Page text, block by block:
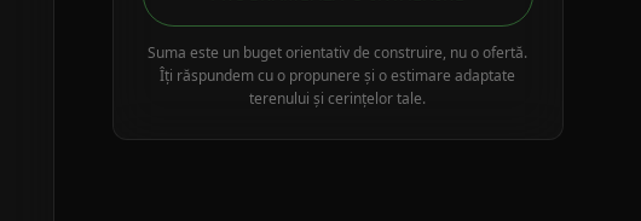
Suma este un buget orientativ de construire, nu o ofertă.
Îți răspundem cu o propunere și o estimare adaptate
terenului și cerințelor tale.